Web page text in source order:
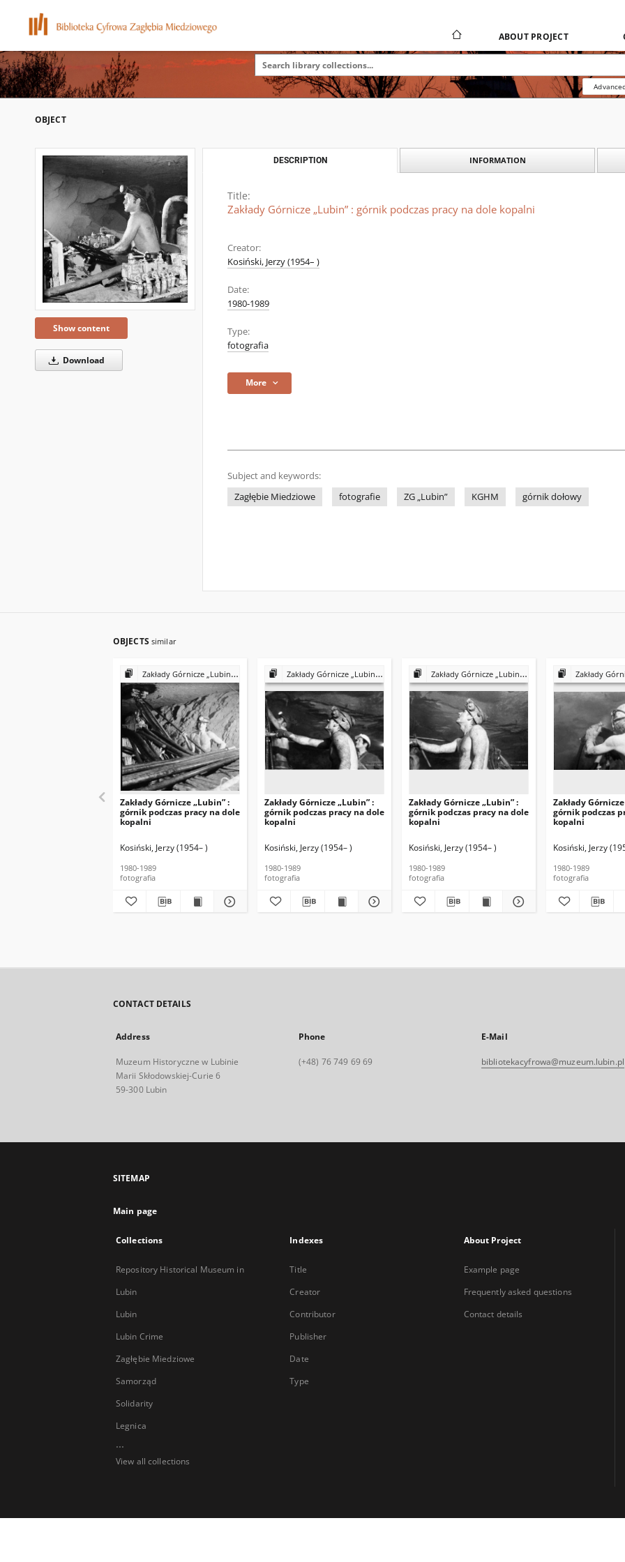
ABOUT PROJECT
OBJECT
Show content
Download
DESCRIPTION INFORMATION
Title:
Zakłady Górnicze „Lubin” : górnik podczas pracy na dole kopalni
Creator:
Kosiński, Jerzy (1954– )
Date:
1980-1989
Type:
fotografia
More
Subject and keywords:
Zagłębie Miedziowe
fotografie ZG „Lubin” KGHM górnik dołowy
OBJECTS similar
Zakłady Górnicze „Lubin” : górnicy podczas pracy
Zakłady Górnicze „Lubin” :
górnik podczas pracy na dole
kopalni
Kosiński, Jerzy (1954– )
1980-1989
fotografia
Zakłady Górnicze „Lubin” : górnicy podczas pracy
Zakłady Górnicze „Lubin” :
górnik podczas pracy na dole
kopalni
Kosiński, Jerzy (1954– )
1980-1989
fotografia
Zakłady Górnicze „Lubin” : górnicy podczas pracy
Zakłady Górnicze „Lubin” :
górnik podczas pracy na dole
kopalni
Kosiński, Jerzy (1954– )
1980-1989
fotografia
Zakłady Górnicze „Lubin”
Zakłady
górnik podczas
kopalni
Kosiński, Jerzy
1980-1989
fotografia
CONTACT DETAILS
Address
Muzeum Historyczne w Lubinie
Marii Skłodowskiej-Curie 6
59-300 Lubin
Phone
(+48) 76 749 69 69
E-Mail
bibliotekacyfrowa@muzeum.lubin.pl
SITEMAP
Main page
Collections
Repository Historical Museum in
Lubin
Lubin
Lubin Crime
Zagłębie Miedziowe
Samorząd
Solidarity
Legnica
...
View all collections
Indexes
Title
Creator
Contributor
Publisher
Date
Type
About Project
Example page
Frequently asked questions
Contact details